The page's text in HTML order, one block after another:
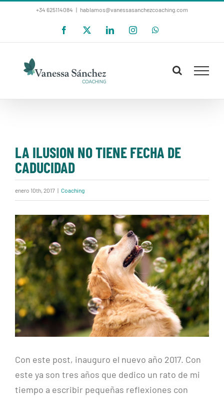
+34 625114084 | hablamos@vanessasanchezcoaching.com
Facebook LinkedInInstagramWhatsApp
LA ILUSION NO TIENE FECHA DE
CADUCIDAD
enero 10th, 2017 | Coaching
Ver
imagen
más
grande
Con este post, inauguro el nuevo año 2017. Con
este ya son tres años que dedico un rato de mi
tiempo a escribir pequeñas reflexiones con